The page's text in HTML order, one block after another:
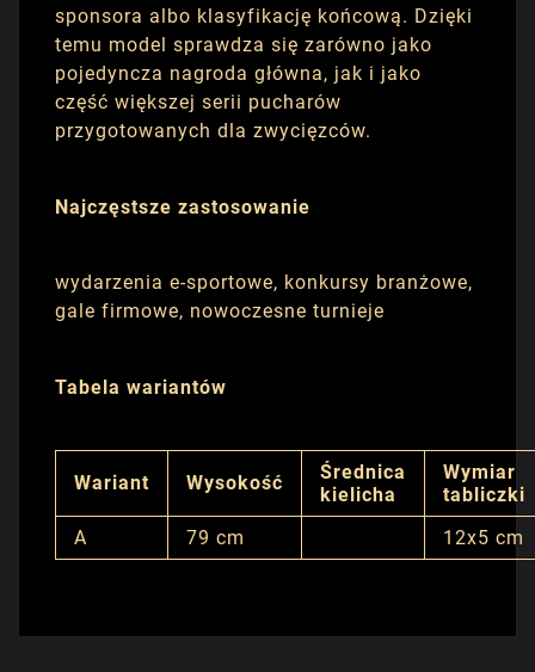
sponsora albo klasyfikację końcową. Dzięki
temu model sprawdza się zarówno jako
pojedyncza nagroda główna, jak i jako
część większej serii pucharów
przygotowanych dla zwycięzców.
Najczęstsze zastosowanie
wydarzenia e-sportowe, konkursy branżowe,
gale firmowe, nowoczesne turnieje
Tabela wariantów
Wariant Wysokość
Średnica
kielicha
Wymiar
tabliczki
A
79 cm 12x5 cm